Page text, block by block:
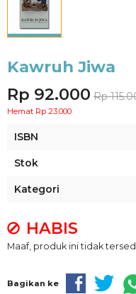
Kawruh Jiwa
Rp 92.000 Rp
Hemat Rp 23.000
ISBN
Stok
Kategori
HABIS
Maaf, produk ini tidak
Bagikan ke